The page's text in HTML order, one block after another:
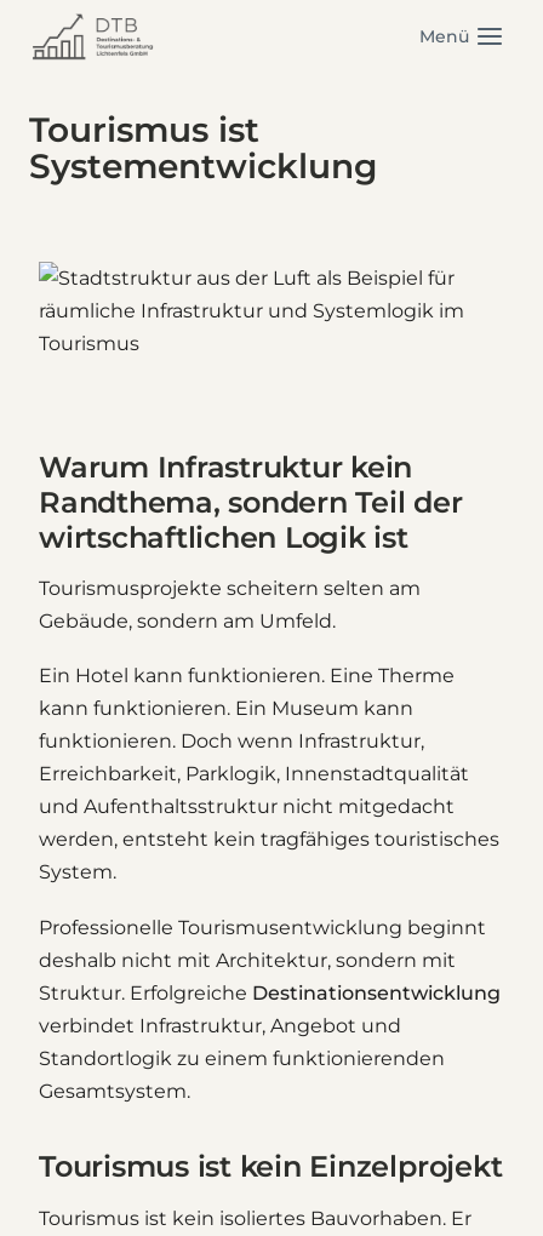
Inhalt
Menü
Tourismus ist
Systementwicklung
Warum Infrastruktur kein
Randthema, sondern Teil der
wirtschaftlichen Logik ist
Tourismusprojekte scheitern selten am
Gebäude, sondern am Umfeld.
Ein Hotel kann funktionieren. Eine Therme
kann funktionieren. Ein Museum kann
funktionieren. Doch wenn Infrastruktur,
Erreichbarkeit, Parklogik, Innenstadtqualität
und Aufenthaltsstruktur nicht mitgedacht
werden, entsteht kein tragfähiges touristisches
System.
Professionelle Tourismusentwicklung beginnt
deshalb nicht mit Architektur, sondern mit
Struktur. Erfolgreiche Destinationsentwicklung
verbindet Infrastruktur, Angebot und
Standortlogik zu einem funktionierenden
Gesamtsystem.
Tourismus ist kein Einzelprojekt
Tourismus ist kein isoliertes Bauvorhaben. Er